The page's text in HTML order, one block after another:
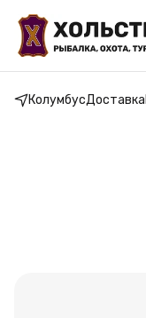
КолумбусДоставка